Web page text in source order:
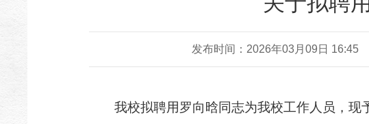
发布时间：2026年03月09日 16:45
我校拟聘用罗向晗同志为我校工作人员 ，现